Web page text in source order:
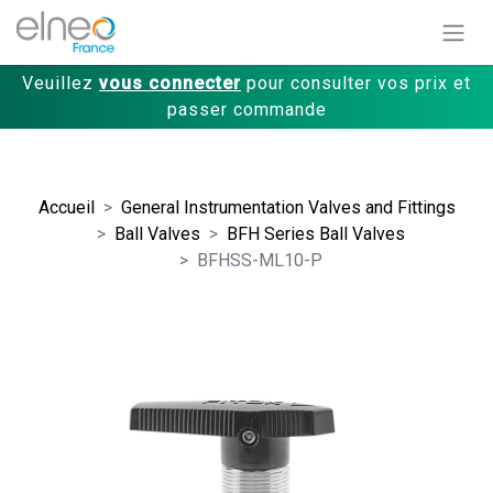
Veuillez vous connecter pour consulter vos prix et
passer commande
Accueil
General Instrumentation Valves and Fittings
Ball Valves
BFH Series Ball Valves
BFHSS-ML10-P